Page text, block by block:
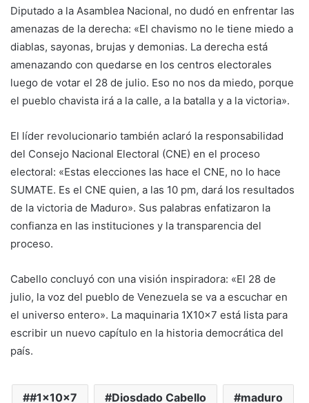
Diputado a la Asamblea Nacional, no dudó en enfrentar las
amenazas de la derecha: «El chavismo no le tiene miedo a
diablas, sayonas, brujas y demonias. La derecha está
amenazando con quedarse en los centros electorales
luego de votar el 28 de julio. Eso no nos da miedo, porque
el pueblo chavista irá a la calle, a la batalla y a la victoria».
El líder revolucionario también aclaró la responsabilidad
del Consejo Nacional Electoral (CNE) en el proceso
electoral: «Estas elecciones las hace el CNE, no lo hace
SUMATE. Es el CNE quien, a las 10 pm, dará los resultados
de la victoria de Maduro». Sus palabras enfatizaron la
confianza en las instituciones y la transparencia del
proceso.
Cabello concluyó con una visión inspiradora: «El 28 de
julio, la voz del pueblo de Venezuela se va a escuchar en
el universo entero». La maquinaria 1X10x7 está lista para
escribir un nuevo capítulo en la historia democrática del
país.
#1x10x7 Diosdado Cabello maduro